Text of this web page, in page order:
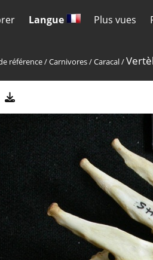
Langue Plus vues
référence/Carnivores/Caracal/